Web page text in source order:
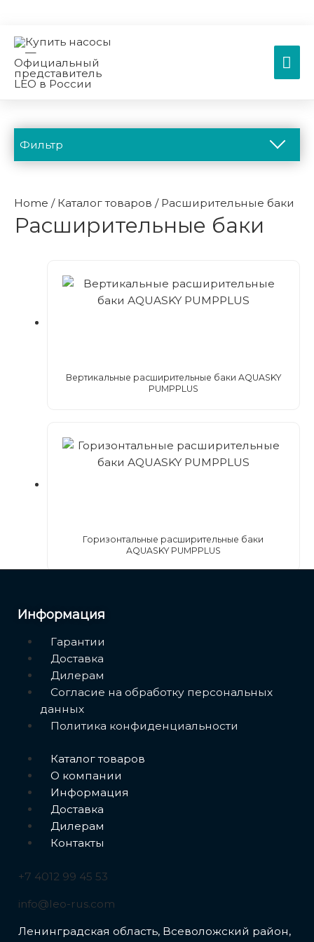
Фильтр
Каталог
Вертикальные многоступенчатые насосы
Вертикальные многоступенчатые насосы EVS
Горизонтальные многоступенчатые насосы из
Канализационные насосы
Канализационные насосы WQ
Моноблочные насосы
Строительные дренажные, песковые и шламовые
Циркуляционные насосы с сухим ротором
Циркуляционные насосы LPP
Расширительные баки
Вертикальные расширительные баки AQUASKY
Горизонтальные расширительные баки AQUASKY
PUMPPLUS
Home / Каталог товаров / Расширительные баки
Расширительные баки
Вертикальные расширительные баки AQUASKY
PUMPPLUS
Горизонтальные расширительные баки
AQUASKY PUMPPLUS
Информация
Меню
Гарантии
Доставка
Дилерам
Согласие на обработку персональных
данных
Политика конфиденциальности
Меню
Каталог товаров
О компании
Информация
Доставка
Дилерам
Контакты
+7 4012 99 45 53
info@leo-rus.com
Ленинградская область, Всеволожский район,